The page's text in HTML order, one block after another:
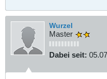
Wurzel
Master
Dabei seit: